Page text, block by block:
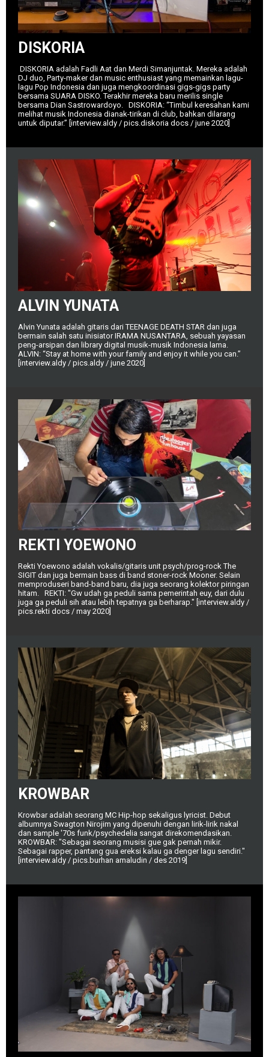
DISKORIA
DISKORIA adalah Fadli Aat dan Merdi Simanjuntak. Mereka adalah
DJ duo, Party-maker dan music enthusiast yang memainkan lagu-
lagu Pop Indonesia dan juga mengkoordinasi gigs-gigs party
bersama SUARA DISKO. Terakhir mereka baru merilis single
bersama Dian Sastrowardoyo. DISKORIA: “Timbul keresahan kami
melihat musik Indonesia dianak-tirikan di club, bahkan dilarang
untuk diputar.” [interview.aldy / pics.diskoria docs / june 2020]
ALVIN YUNATA
Alvin Yunata adalah gitaris dari TEENAGE DEATH STAR dan juga
bermain salah satu inisiator IRAMA NUSANTARA, sebuah yayasan
peng-arsipan dan library digital musik-musik Indonesia lama.
ALVIN: “Stay at home with your family and enjoy it while you can.”
[interview.aldy / pics.aldy / june 2020]
REKTI YOEWONO
Rekti Yoewono adalah vokalis/gitaris unit psych/prog-rock The
SIGIT dan juga bermain bass di band stoner-rock Mooner. Selain
memproduseri band-band baru, dia juga seorang kolektor piringan
hitam. REKTI: "Gw udah ga peduli sama pemerintah euy, dari dulu
juga ga peduli sih atau lebih tepatnya ga berharap." [interview.aldy /
pics.rekti docs / may 2020]
KROWBAR
Krowbar adalah seorang MC Hip-hop sekaligus lyricist. Debut
albumnya Swagton Nirojim yang dipenuhi dengan lirik-lirik nakal
dan sample '70s funk/psychedelia sangat direkomendasikan.
KROWBAR: "Sebagai seorang musisi gue gak pernah mikir.
Sebagai rapper, pantang gua ereksi kalau ga denger lagu sendiri."
[interview.aldy / pics.burhan amaludin / des 2019]